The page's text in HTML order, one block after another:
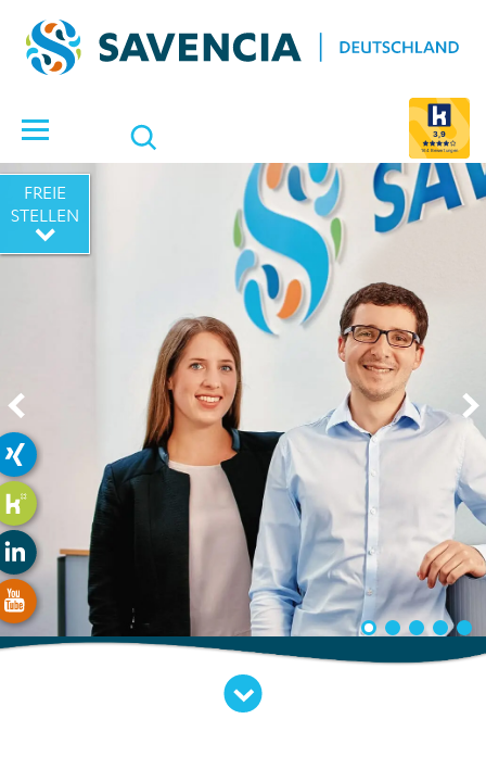
FREIE
STELLEN
3,9
164 Bewertungen
Zum Inhalt